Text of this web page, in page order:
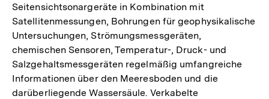
Seitensichtsonargeräte in Kombination mit
Satellitenmessungen, Bohrungen für geophysikalische
Untersuchungen, Strömungsmessgeräten,
chemischen Sensoren, Temperatur-, Druck- und
Salzgehaltsmessgeräten regelmäßig umfangreiche
Informationen über den Meeresboden und die
darüberliegende Wassersäule. Verkabelte